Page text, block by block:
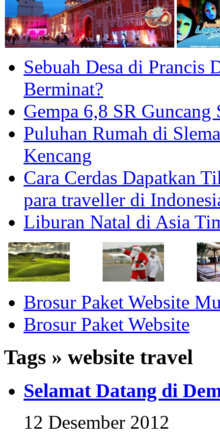
Sebuah Desa di Prancis
Berminat?
Gempa 6,8 SR Guncang
Puluhan Rumah di
Kencang
Cara Cerdas Dapatkan
para traveller di
Liburan Natal di Asia
Brosur Paket Website
Brosur Paket Website
Tags » website travel
Selamat Datang di
12 Desember 2012